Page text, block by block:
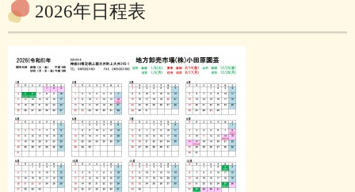
2026年日程表